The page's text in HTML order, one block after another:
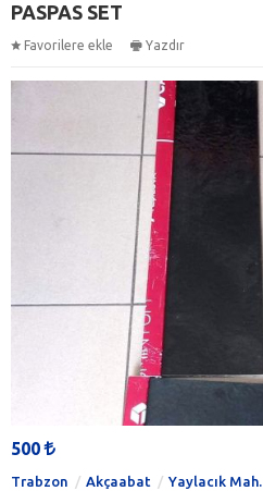
PASPAS SET
Favorilere ekle Yazdır
500
Trabzon Akçaabat Yaylacık Mah.